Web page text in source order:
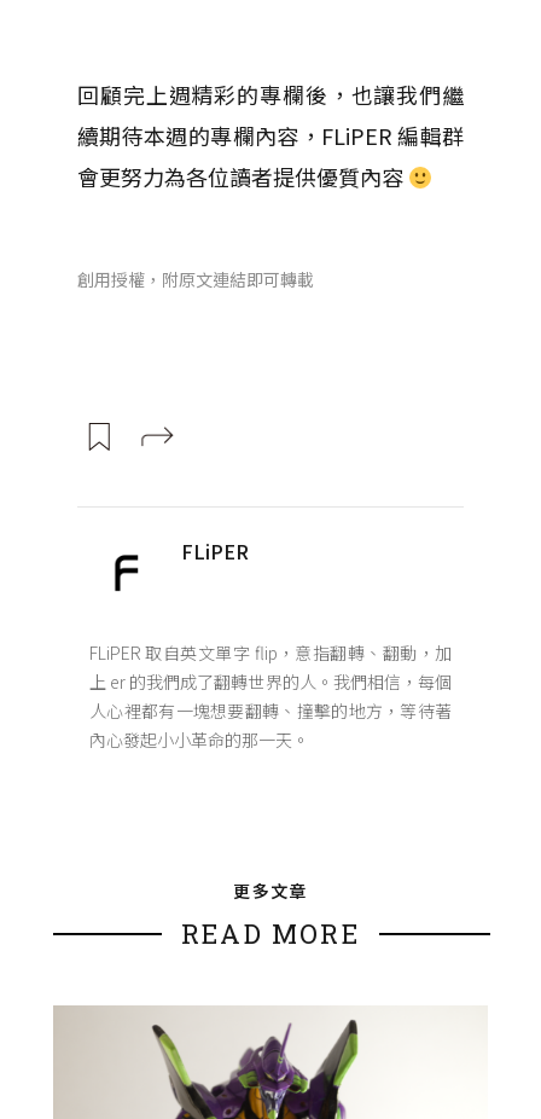
回顧完上週精彩的專欄後，也讓我們繼
續期待本週的專欄內容，FLiPER 編輯群
會更努力為各位讀者提供優質內容
創用授權，附原文連結即可轉載
FLiPER
FLiPER 取自英文單字 flip，意指翻轉、翻動，加
上 er 的我們成了翻轉世界的人。我們相信，每個
人心裡都有一塊想要翻轉、撞擊的地方，等待著
內心發起小小革命的那一天。
更多文章
READ MORE